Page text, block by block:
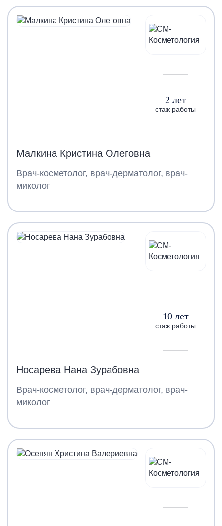
2 лет
стаж работы
Малкина Кристина Олеговна
Врач-косметолог, врач-дерматолог, врач-
миколог
10 лет
стаж работы
Носарева Нана Зурабовна
Врач-косметолог, врач-дерматолог, врач-
миколог